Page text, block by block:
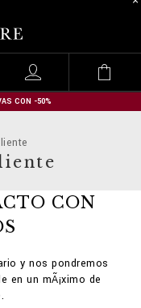
l
l
o
n
r
e
CON -50%
CON
y nos pondremos
en un mÃ¡ximo de